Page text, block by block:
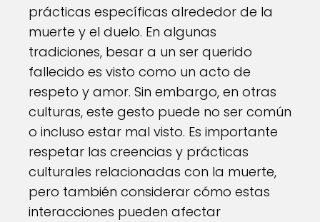
prácticas específicas alrededor de la
muerte y el duelo. En algunas
tradiciones, besar a un ser querido
fallecido es visto como un acto de
respeto y amor. Sin embargo, en otras
culturas, este gesto puede no ser común
o incluso estar mal visto. Es importante
respetar las creencias y prácticas
culturales relacionadas con la muerte,
pero también considerar cómo estas
interacciones pueden afectar